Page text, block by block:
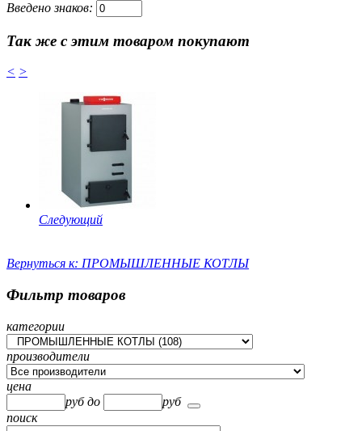
Введено знаков:
Так же с этим товаром покупают
< >
Следующий
Вернуться к: ПРОМЫШЛЕННЫЕ КОТЛЫ
Фильтр товаров
категории
производители
цена
рубдо
руб
поиск